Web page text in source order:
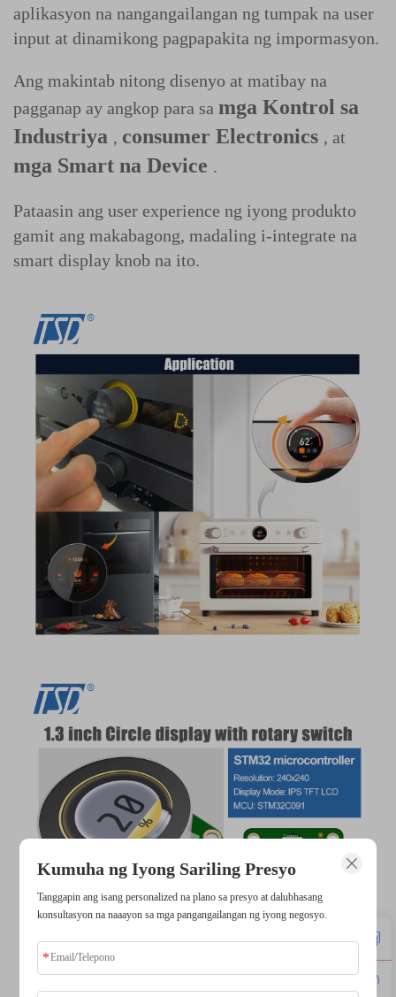
aplikasyon na nangangailangan ng tumpak na user
input at dinamikong pagpapakita ng impormasyon.
Ang makintab nitong disenyo at matibay na
pagganap ay angkop para sa mga Kontrol sa
Industriya , consumer Electronics , at
mga Smart na Device .
Pataasin ang user experience ng iyong produkto
gamit ang makabagong, madaling i-integrate na
smart display knob na ito.
Kumuha ng Iyong Sariling Presyo
Tanggapin ang isang personalized na plano sa presyo at dalubhasang
konsultasyon na naaayon sa mga pangangailangan ng iyong negosyo.